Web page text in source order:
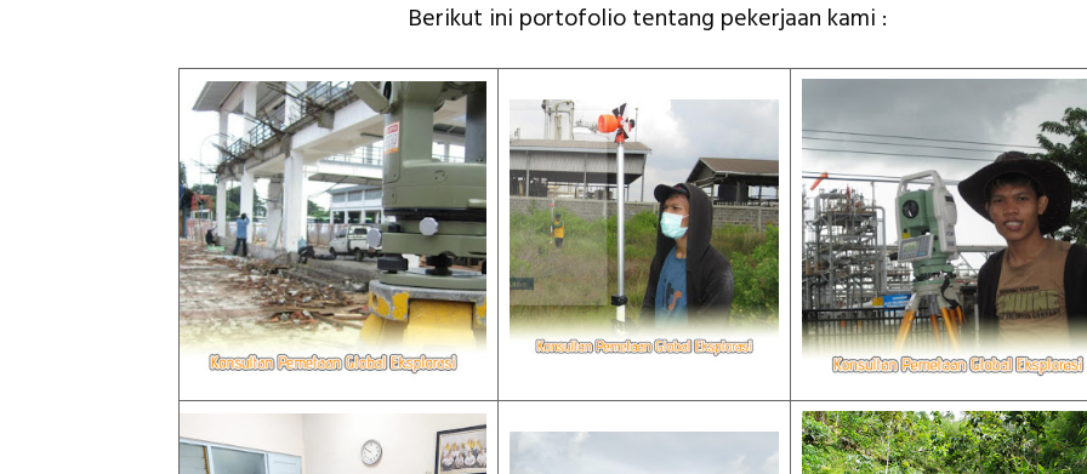
Berikut ini portofolio tentang pekerjaan kami :